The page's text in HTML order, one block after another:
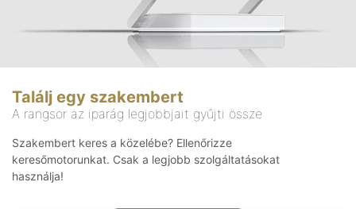
Találj egy szakembert
A rangsor az iparág legjobbjait gyűjti össze
Szakembert keres a közelébe? Ellenőrizze
keresőmotorunkat. Csak a legjobb szolgáltatásokat
használja!